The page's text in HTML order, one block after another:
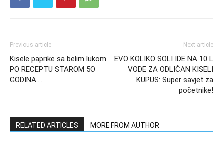
Previous article
Kisele paprike sa belim lukom
PO RECEPTU STAROM 5O
GODINA….
Next article
EVO KOLIKO SOLI IDE NA 10 L
VODE ZA ODLIČAN KISELI
KUPUS: Super savjet za
početnike!
RELATED ARTICLES MORE FROM AUTHOR